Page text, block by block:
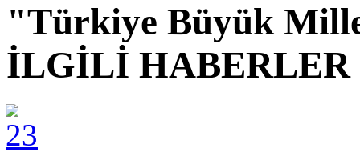
"Türkiye Büyük
İLGİLİ HABERLER